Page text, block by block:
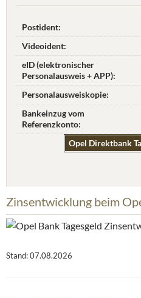
Postident:
Videoident:
eID (elektronischer
Personalausweis + APP):
Personalausweiskopie:
Bankeinzug vom
Referenzkonto:
Opel Direktbank
Zinsentwicklung beim
Stand: 07.08.2026